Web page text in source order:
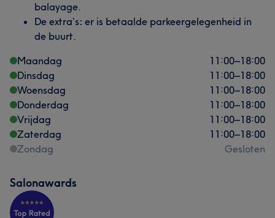
balayage.
De extra’s: er is betaalde parkeergelegenheid in
de buurt.
Maandag
11:00–18:00
Dinsdag
11:00–18:00
Woensdag
11:00–18:00
Donderdag
11:00–18:00
Vrijdag
11:00–18:00
Zaterdag
11:00–18:00
Zondag
Gesloten
Salonawards